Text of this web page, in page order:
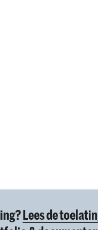
Lees de